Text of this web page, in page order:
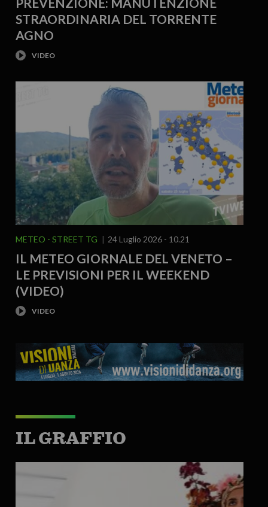
STRAORDINARIA DEL TORRENTE
AGNO
METEO STREET TG 24 Luglio 2026 - 10.21
IL METEO GIORNALE DEL VENETO –
LE PREVISIONI PER IL WEEKEND
(VIDEO)
IL GRAFFIO